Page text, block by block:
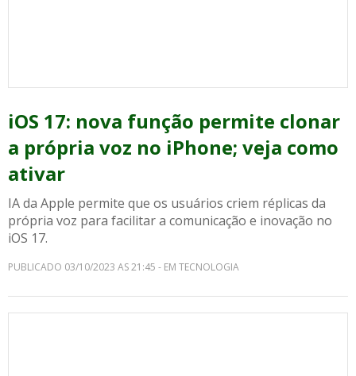
iOS 17: nova função permite clonar
a própria voz no iPhone; veja como
ativar
IA da Apple permite que os usuários criem réplicas da
própria voz para facilitar a comunicação e inovação no
iOS 17.
PUBLICADO 03/10/2023 AS 21:45 - EM TECNOLOGIA